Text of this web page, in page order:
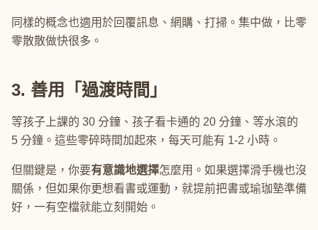
同樣的概念也適用於回覆訊息、網購、打掃。集中做，比零
零散散做快很多。
3. 善用「過渡時間」
等孩子上課的 30 分鐘、孩子看卡通的 20 分鐘、等水滾的
5 分鐘。這些零碎時間加起來，每天可能有 1-2 小時。
但關鍵是，你要有意識地選擇怎麼用。如果選擇滑手機也沒
關係，但如果你更想看書或運動，就提前把書或瑜珈墊準備
好，一有空檔就能立刻開始。